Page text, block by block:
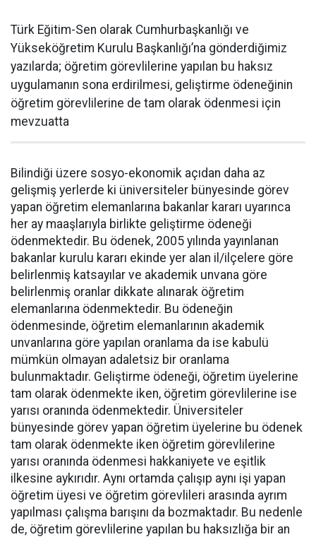
Türk Eğitim-Sen olarak Cumhurbaşkanlığı ve
Yükseköğretim Kurulu Başkanlığı’na gönderdiğimiz
yazılarda; öğretim görevlilerine yapılan bu haksız
uygulamanın sona erdirilmesi, geliştirme ödeneğinin
öğretim görevlilerine de tam olarak ödenmesi için
mevzuatta
Bilindiği üzere sosyo-ekonomik açıdan daha az
gelişmiş yerlerde ki üniversiteler bünyesinde görev
yapan öğretim elemanlarına bakanlar kararı uyarınca
her ay maaşlarıyla birlikte geliştirme ödeneği
ödenmektedir. Bu ödenek, 2005 yılında yayınlanan
bakanlar kurulu kararı ekinde yer alan il/ilçelere göre
belirlenmiş katsayılar ve akademik unvana göre
belirlenmiş oranlar dikkate alınarak öğretim
elemanlarına ödenmektedir. Bu ödeneğin
ödenmesinde, öğretim elemanlarının akademik
unvanlarına göre yapılan oranlama da ise kabulü
mümkün olmayan adaletsiz bir oranlama
bulunmaktadır. Geliştirme ödeneği, öğretim üyelerine
tam olarak ödenmekte iken, öğretim görevlilerine ise
yarısı oranında ödenmektedir. Üniversiteler
bünyesinde görev yapan öğretim üyelerine bu ödenek
tam olarak ödenmekte iken öğretim görevlilerine
yarısı oranında ödenmesi hakkaniyete ve eşitlik
ilkesine aykırıdır. Aynı ortamda çalışıp aynı işi yapan
öğretim üyesi ve öğretim görevlileri arasında ayrım
yapılması çalışma barışını da bozmaktadır. Bu nedenle
de, öğretim görevlilerine yapılan bu haksızlığa bir an